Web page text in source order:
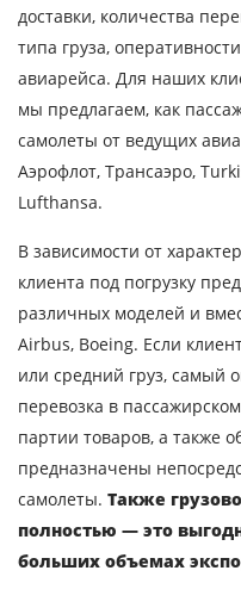
доставки, количества
типа груза,
авиарейса. Для наших
мы предлагаем, как
самолеты от ведущих
Аэрофлот, Трансаэро,
Lufthansa.
В зависимости от
клиента под погрузку
различных моделей и
Airbus, Boeing. Если
или средний груз, самый
перевозка в
партии товаров, а также
предназначены
самолеты. Также
полностью — это
больших объемах
Отправляя